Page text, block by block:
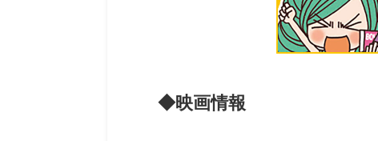
◆映画情報